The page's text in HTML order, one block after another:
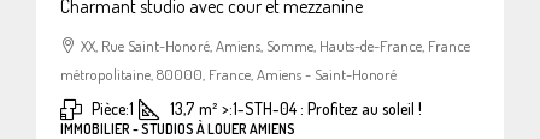
Charmant studio avec cour et mezzanine
XX, Rue Saint-Honoré, Amiens, Somme, Hauts-de-France, France
métropolitaine, 80000, France, Amiens - Saint-Honoré
Pièce:1 13,7 m² >:1-STH-04 : Profitez au soleil !
IMMOBILIER - STUDIOS À LOUER AMIENS